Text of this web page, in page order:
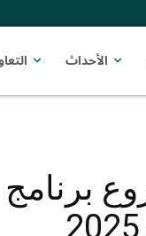
الأحداث